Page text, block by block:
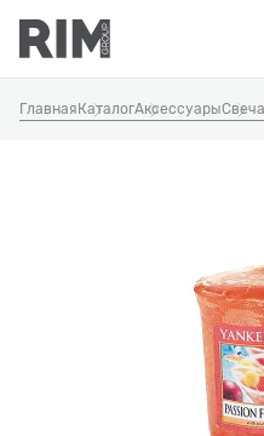
Главная КаталогАксессуарыСвеча